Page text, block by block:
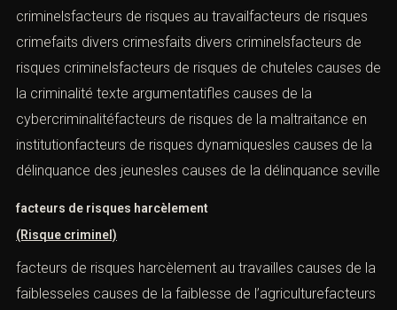
criminelsfacteurs de risques au travailfacteurs de risques
crimefaits divers crimesfaits divers criminelsfacteurs de
risques criminelsfacteurs de risques de chuteles causes de
la criminalité texte argumentatifles causes de la
cybercriminalitéfacteurs de risques de la maltraitance en
institutionfacteurs de risques dynamiquesles causes de la
délinquance des jeunesles causes de la délinquance seville
facteurs de risques harcèlement
(Risque criminel)
facteurs de risques harcèlement au travailles causes de la
faiblesseles causes de la faiblesse de l’agriculturefacteurs